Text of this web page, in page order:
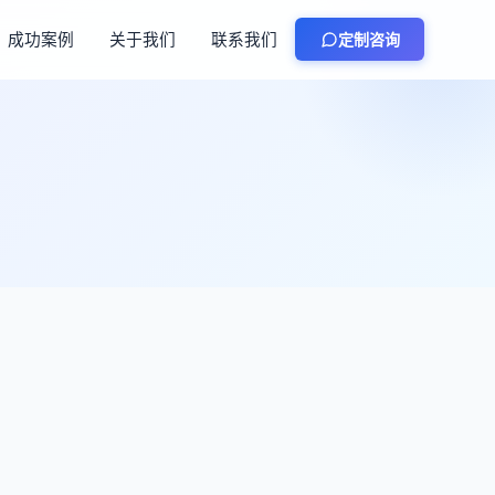
成功案例 关于我们 联系我们 定制咨询